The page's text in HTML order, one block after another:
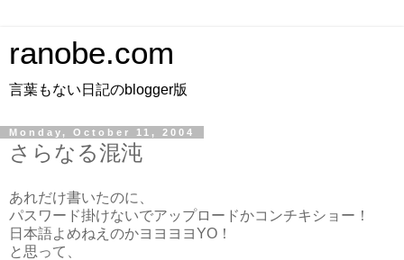
ranobe.com
言葉もない日記のblogger版
Monday, October 11, 2004
さらなる混沌
あれだけ書いたのに、
パスワード掛けないでアップロードかコンチキショー！
日本語よめねえのかヨヨヨヨYO！
と思って、